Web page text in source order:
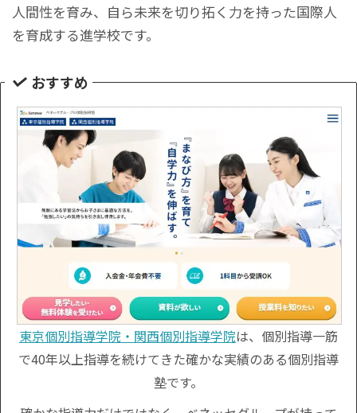
人間性を育み、自ら未来を切り拓く力を持った国際人
を育成する進学校です。
おすすめ
東京個別指導学院・関西個別指導学院は、個別指導一筋
で40年以上指導を続けてきた確かな実績のある個別指導
塾です。